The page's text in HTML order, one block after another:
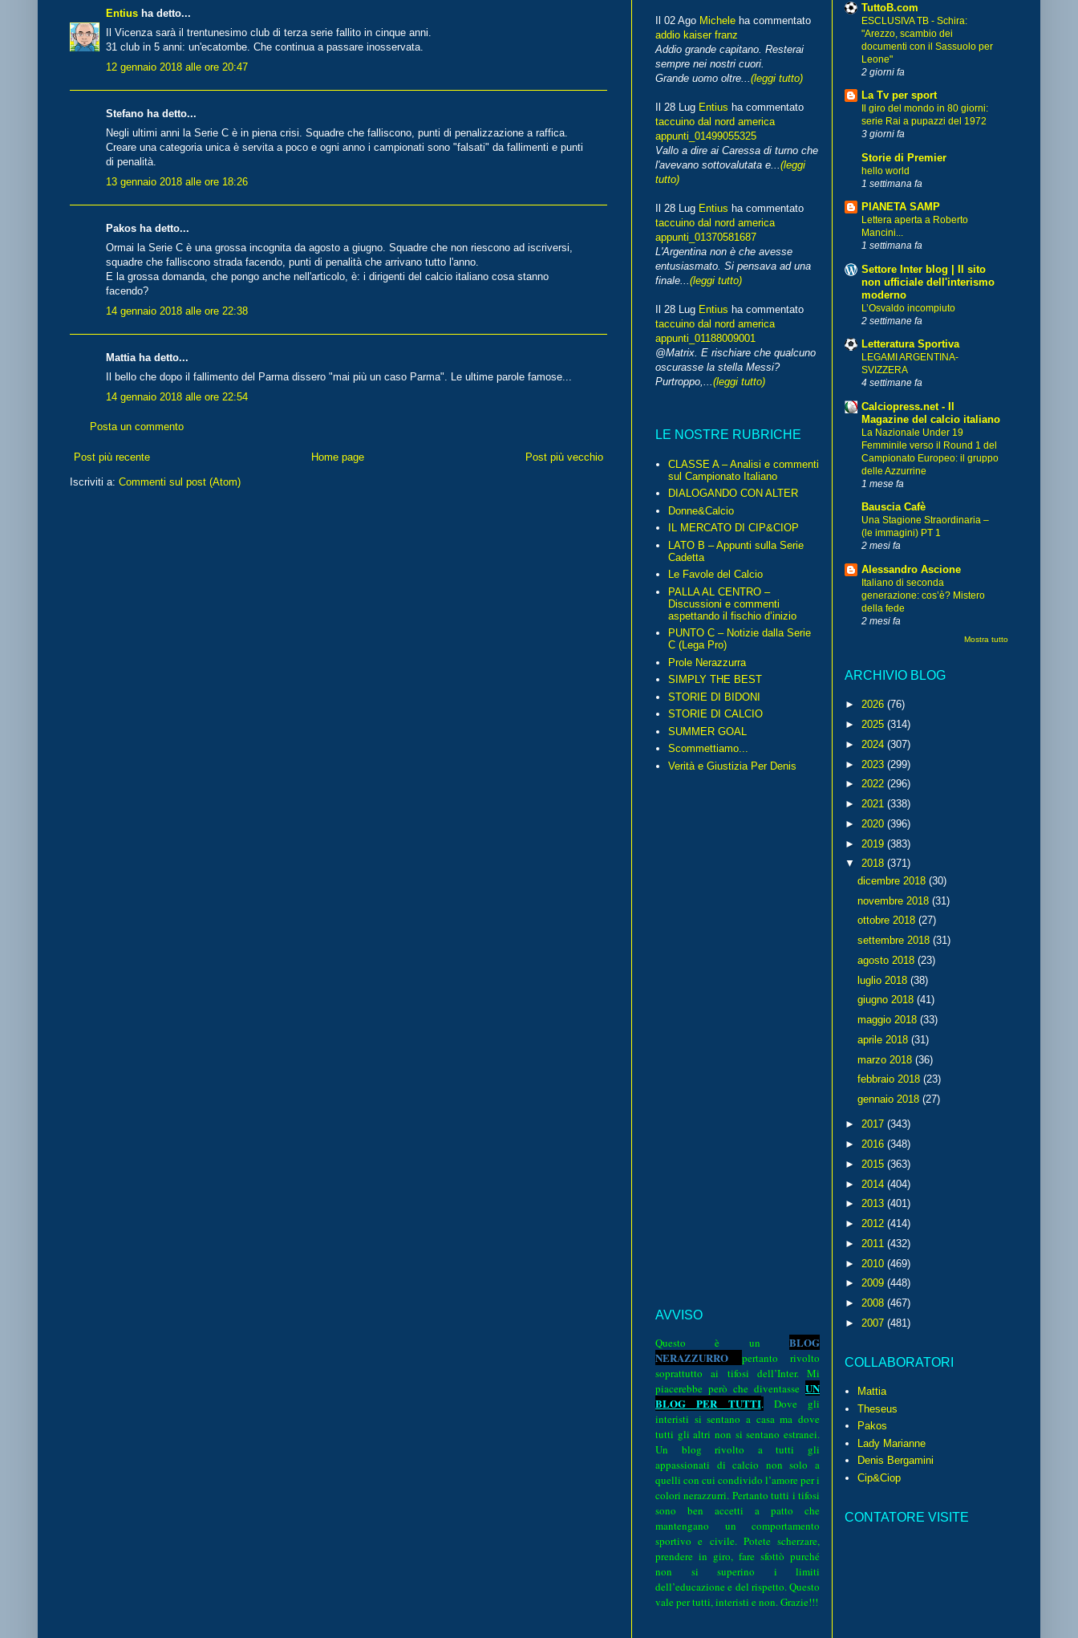
Entius ha detto...
Il Vicenza sarà il trentunesimo club di terza serie fallito in cinque anni.
31 club in 5 anni: un'ecatombe. Che continua a passare inosservata.
12 gennaio 2018 alle ore 20:47
Stefano ha detto...
Negli ultimi anni la Serie C è in piena crisi. Squadre che falliscono, punti di penalizzazione a raffica.
Creare una categoria unica è servita a poco e ogni anno i campionati sono "falsati" da fallimenti e punti
di penalità.
13 gennaio 2018 alle ore 18:26
Pakos ha detto...
Ormai la Serie C è una grossa incognita da agosto a giugno. Squadre che non riescono ad iscriversi,
squadre che falliscono strada facendo, punti di penalità che arrivano tutto l'anno.
E la grossa domanda, che pongo anche nell'articolo, è: i dirigenti del calcio italiano cosa stanno
facendo?
14 gennaio 2018 alle ore 22:38
Mattia ha detto...
Il bello che dopo il fallimento del Parma dissero "mai più un caso Parma". Le ultime parole famose...
14 gennaio 2018 alle ore 22:54
Posta un commento
Post più recente Post più vecchio
Home page
Iscriviti a: Commenti sul post (Atom)
Il 02 Ago Michele ha commentato
addio kaiser franz
Addio grande capitano. Resterai
sempre nei nostri cuori.
Grande uomo oltre...(leggi tutto)
Il 28 Lug Entius ha commentato
taccuino dal nord america
appunti_01499055325
Vallo a dire ai Caressa di turno che
l'avevano sottovalutata e...(leggi
tutto)
Il 28 Lug Entius ha commentato
taccuino dal nord america
appunti_01370581687
L'Argentina non è che avesse
entusiasmato. Si pensava ad una
finale...(leggi tutto)
Il 28 Lug Entius ha commentato
taccuino dal nord america
appunti_01188009001
@Matrix. E rischiare che qualcuno
oscurasse la stella Messi?
Purtroppo,...(leggi tutto)
LE NOSTRE RUBRICHE
CLASSE A – Analisi e commenti
sul Campionato Italiano
DIALOGANDO CON ALTER
Donne&Calcio
IL MERCATO DI CIP&CIOP
LATO B – Appunti sulla Serie
Cadetta
Le Favole del Calcio
PALLA AL CENTRO –
Discussioni e commenti
aspettando il fischio d’inizio
PUNTO C – Notizie dalla Serie
C (Lega Pro)
Prole Nerazzurra
SIMPLY THE BEST
STORIE DI BIDONI
STORIE DI CALCIO
SUMMER GOAL
Scommettiamo...
Verità e Giustizia Per Denis
AVVISO
Questo è un BLOG
NERAZZURRO pertanto rivolto
soprattutto ai tifosi dell’Inter. Mi
piacerebbe però che diventasse UN
BLOG PER TUTTI.
Dove gli
interisti si sentano a casa ma dove
tutti gli altri non si sentano estranei.
Un blog rivolto a tutti gli
appassionati di calcio non solo a
quelli con cui condivido l’amore per i
colori nerazzurri. Pertanto tutti i tifosi
sono ben accetti a patto che
mantengano un comportamento
sportivo e civile. Potete scherzare,
prendere in giro, fare sfottò purché
non si superino i limiti
dell’educazione e del rispetto. Questo
vale per tutti, interisti e non. Grazie!!!
TuttoB.com
ESCLUSIVA TB - Schira:
"Arezzo, scambio dei
documenti con il Sassuolo per
Leone"
2 giorni fa
La Tv per sport
Il giro del mondo in 80 giorni:
serie Rai a pupazzi del 1972
3 giorni fa
Storie di Premier
hello world
1 settimana fa
PIANETA SAMP
Lettera aperta a Roberto
Mancini...
1 settimana fa
Settore Inter blog | Il sito
non ufficiale dell'interismo
moderno
L’Osvaldo incompiuto
2 settimane fa
Letteratura Sportiva
LEGAMI ARGENTINA-
SVIZZERA
4 settimane fa
Calciopress.net - Il
Magazine del calcio italiano
La Nazionale Under 19
Femminile verso il Round 1 del
Campionato Europeo: il gruppo
delle Azzurrine
1 mese fa
Bauscia Cafè
Una Stagione Straordinaria –
(le immagini) PT 1
2 mesi fa
Alessandro Ascione
Italiano di seconda
generazione: cos’è? Mistero
della fede
2 mesi fa
Mostra tutto
ARCHIVIO BLOG
► 2026 (76)
► 2025 (314)
► 2024 (307)
► 2023 (299)
► 2022 (296)
► 2021 (338)
► 2020 (396)
► 2019 (383)
▼ 2018 (371)
dicembre 2018 (30)
novembre 2018 (31)
ottobre 2018 (27)
settembre 2018 (31)
agosto 2018 (23)
luglio 2018 (38)
giugno 2018 (41)
maggio 2018 (33)
aprile 2018 (31)
marzo 2018 (36)
febbraio 2018 (23)
gennaio 2018 (27)
► 2017 (343)
► 2016 (348)
► 2015 (363)
► 2014 (404)
► 2013 (401)
► 2012 (414)
► 2011 (432)
► 2010 (469)
► 2009 (448)
► 2008 (467)
► 2007 (481)
COLLABORATORI
Mattia
Theseus
Pakos
Lady Marianne
Denis Bergamini
Cip&Ciop
CONTATORE VISITE